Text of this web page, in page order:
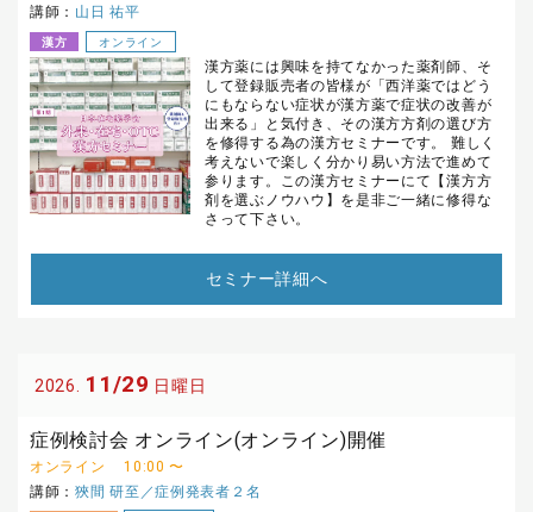
講師： 山日 祐平
漢方 オンライン
漢方薬には興味を持てなかった薬剤師、そ
して登録販売者の皆様が「西洋薬ではどう
にもならない症状が漢方薬で症状の改善が
出来る」と気付き、その漢方方剤の選び方
を修得する為の漢方セミナーです。 難しく
考えないで楽しく分かり易い方法で進めて
参ります。この漢方セミナーにて【漢方方
剤を選ぶノウハウ】を是非ご一緒に修得な
さって下さい。
セミナー詳細へ
2026. 11/29 日曜日
症例検討会 オンライン(オンライン)開催
オンライン
10:00 〜
講師：狹間 研至／症例発表者２名